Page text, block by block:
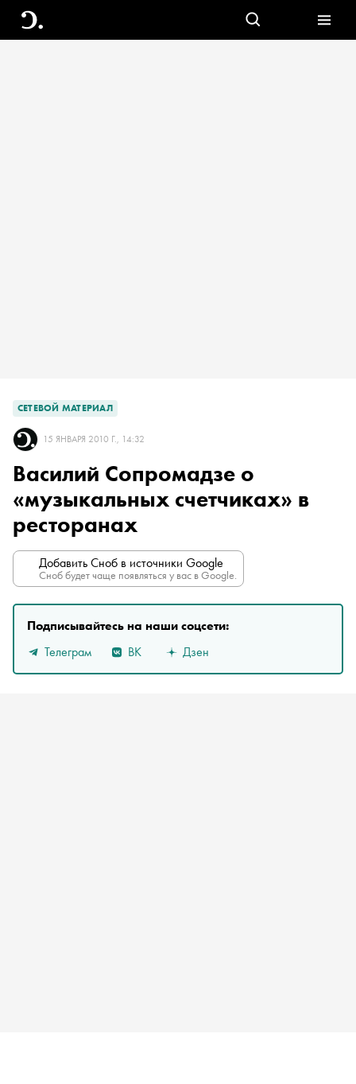
СЕТЕВОЙ МАТЕРИАЛ
15 ЯНВАРЯ 2010 Г., 14:32
Василий Сопромадзе о
«музыкальных счетчиках» в
ресторанах
Добавить Сноб в источники Google
Сноб будет чаще появляться у вас в Google.
Подписывайтесь на наши соцсети:
Телеграм
ВК Дзен